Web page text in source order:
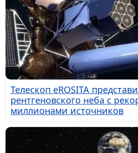
Телескоп eROSITA
рентгеновского неба с
миллионами источников